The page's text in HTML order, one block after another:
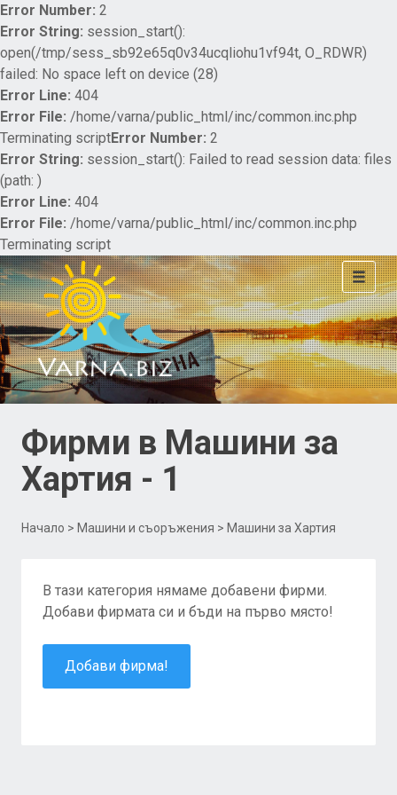
Error Number: 2
Error String: session_start():
open(/tmp/sess_sb92e65q0v34ucqliohu1vf94t, O_RDWR)
failed: No space left on device (28)
Error Line: 404
Error File: /home/varna/public_html/inc/common.inc.php
Terminating scriptError Number: 2
Error String: session_start(): Failed to read session data: files
(path: )
Error Line: 404
Error File: /home/varna/public_html/inc/common.inc.php
Terminating script
Toggle
Фирми в Машини за
Хартия - 1
Начало > Машини и съоръжения > Машини за Хартия
В тази категория нямаме добавени фирми.
Добави фирмата си и бъди на първо място!
Добави фирма!